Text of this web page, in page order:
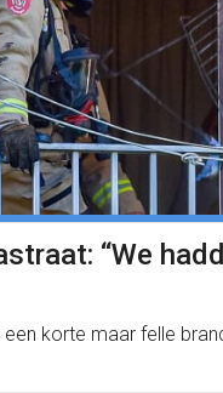
“We
korte maar felle